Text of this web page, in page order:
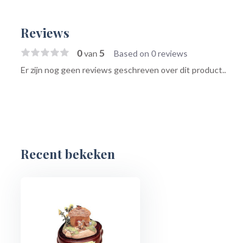
Reviews
0van 5 Based on 0 reviews
Er zijn nog geen reviews geschreven over dit product..
Recent bekeken